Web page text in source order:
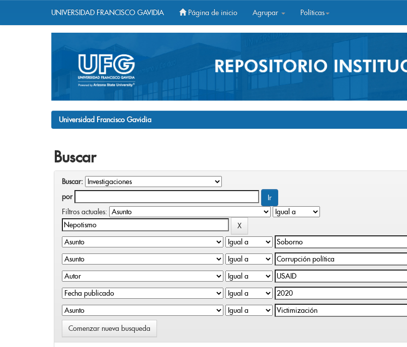
UNIVERSIDAD FRANCISCO GAVIDIA Página de inicio Agrupar Políticas
Universidad Francisco Gavidia
Buscar
Buscar:
por
Filtros actuales:
Comenzar nueva busqueda